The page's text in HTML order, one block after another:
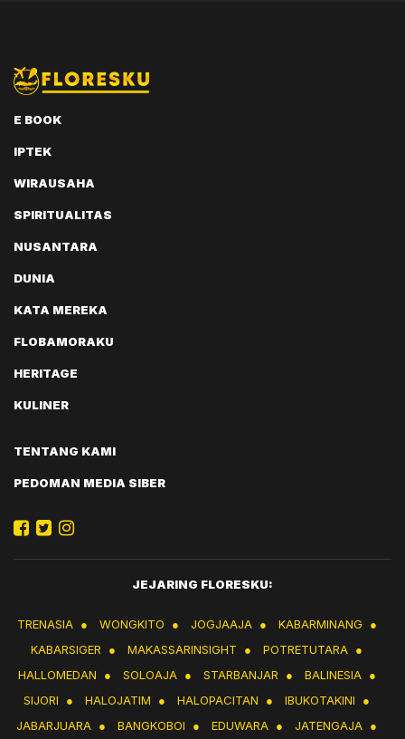
E BOOK
IPTEK
WIRAUSAHA
SPIRITUALITAS
NUSANTARA
DUNIA
KATA MEREKA
FLOBAMORAKU
HERITAGE
KULINER
TENTANG KAMI
PEDOMAN MEDIA SIBER
JEJARING FLORESKU:
TRENASIA ● WONGKITO ● JOGJAAJA ● KABARMINANG
●
KABARSIGER
● MAKASSARINSIGHT ● POTRETUTARA ●
HALLOMEDAN
● SOLOAJA ● STARBANJAR ● BALINESIA ●
SIJORI
● HALOJATIM ● HALOPACITAN ● IBUKOTAKINI
●
JABARJUARA ● BANGKOBOI ● EDUWARA ● JATENGAJA ●